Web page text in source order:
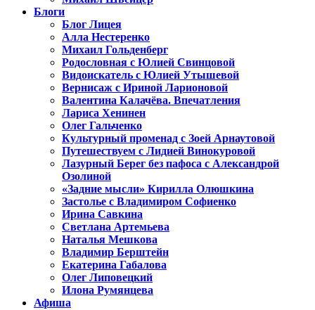
Блоги
Блог Лицея
Алла Нестеренко
Михаил Гольденберг
Родословная с Юлией Свинцовой
Видоискатель с Юлией Утышевой
Вернисаж с Ириной Ларионовой
Валентина Калачёва. Впечатления
Лариса Хенинен
Олег Гальченко
Культурный променад с Зоей Арнаутовой
Путешествуем с Лидией Винокуровой
Лазурный Берег без пафоса с Александрой
Озолиной
«Задние мысли» Кирилла Олюшкина
Застолье с Владимиром Софиенко
Ирина Савкина
Светлана Артемьева
Наталья Мешкова
Владимир Берштейн
Екатерина Габалова
Олег Липовецкий
Илона Румянцева
Афиша